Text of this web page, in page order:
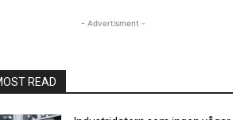
- Advertisment -
READ